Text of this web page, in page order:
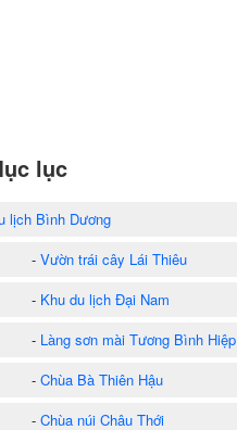
lục
lịch Bình Dương
Vườn trái cây Lái Thiêu
Khu du lịch Đại Nam
Làng sơn mài Tương Bình Hiệp
Chùa Bà Thiên Hậu
Chùa núi Châu Thới